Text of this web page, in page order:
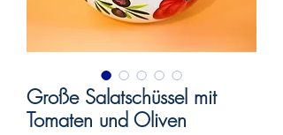
Große Salatschüssel mit
Tomaten und Oliven